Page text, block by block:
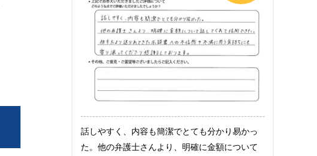
話しやすく、内容も簡潔でとても分かり易かっ
た。他の弁護士さんより、明確に金額について